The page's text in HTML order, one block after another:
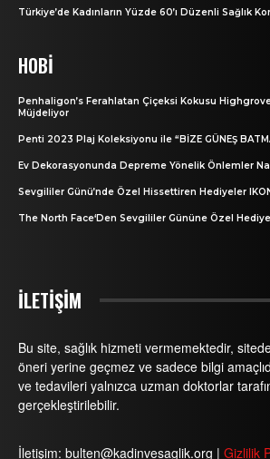
Türkiye’de Kadınların Yüzde 60’ı Düzenli Sağlık
HOBI
Penhaligon’s Ferahlatan Çiçeksi Kokusu
Müjdeliyor
Penti 2023 Plaj Koleksiyonu ile “BİZE GÜNEŞ
Ev Dekorasyonunda Depreme Yönelik Önlemler
Sevgililer Günü’nde Özel Hissettiren Hediyeler
The North Face‘Den Sevgililer Gününe Özel
İLETİŞİM
Bu site, sağlık hizmeti vermemektedir,
öneri yerine geçmez ve sadece bilgi
ve tedavileri yalnızca uzman doktorlar
gerçekleştirilebilir.
İletişim: bulten@kadinvesaglik.org | Gizlilik